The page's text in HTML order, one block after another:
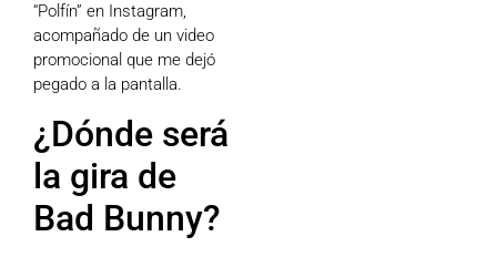
“Polfín” en Instagram,
acompañado de un video
promocional que me dejó
pegado a la pantalla.
¿Dónde será
la gira de
Bad Bunny?